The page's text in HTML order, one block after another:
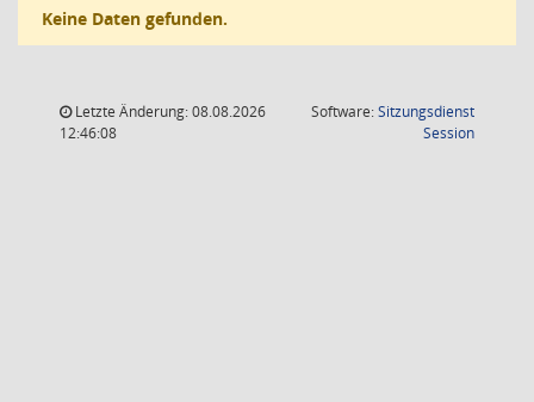
Keine Daten gefunden.
Letzte Änderung: 08.08.2026
12:46:08
Software:Sitzungsdienst
Session(Wird in